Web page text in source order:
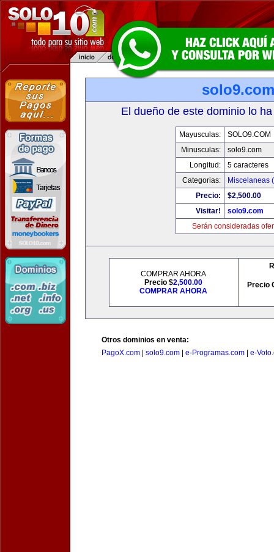
solo9.com
El dueño de este dominio lo
Mayusculas:
SOLO9.COM
Minusculas:
solo9.com
Longitud:
5 caracteres
Categorias:
Miscelaneas
Precio:
$2,500.00
Visitar!
solo9.com
Serán consideradas
COMPRAR AHORA
Precio $2,500.00
COMPRAR AHORA
Precio
Otros dominios en venta:
PagoX.com
solo9.com e-Programas.com e-